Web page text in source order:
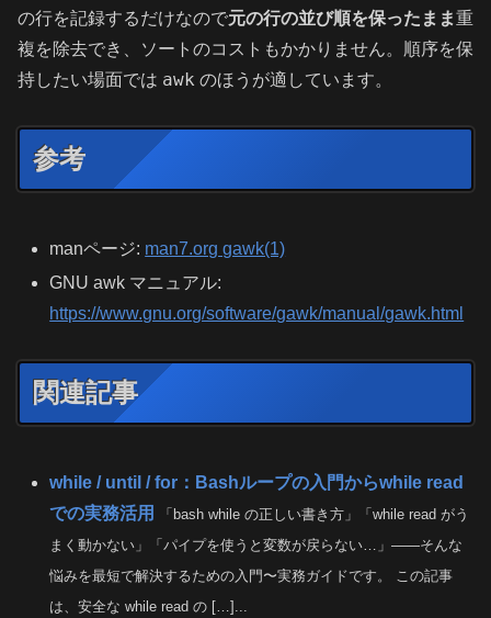
の行を記録するだけなので元の行の並び順を保ったまま重
複を除去でき、ソートのコストもかかりません。順序を保
持したい場面では awk のほうが適しています。
参考
manページ: man7.org gawk(1)
GNU awk マニュアル:
https://www.gnu.org/software/gawk/manual/gawk.html
関連記事
while / until / for：Bashループの入門からwhile read
での実務活用
「bash while の正しい書き方」「while read がう
まく動かない」「パイプを使うと変数が戻らない…」――そんな
悩みを最短で解決するための入門〜実務ガイドです。 この記事
は、安全な while read の […]...